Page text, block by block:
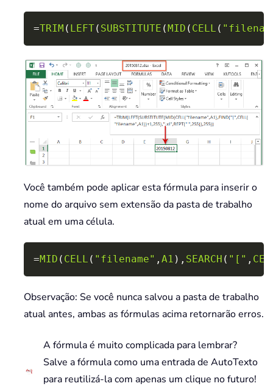
=TRIM ( LEFT( SUBSTITUTE (MID ( CELL (Copy
Você também pode aplicar esta fórmula para inserir o
nome do arquivo sem extensão da pasta de trabalho
atual em uma célula.
=MID ( CELL ( "filename" , A1 ) , SEARCH ( "[" ,
Copy
Observação: Se você nunca salvou a pasta de trabalho
atual antes, ambas as fórmulas acima retornarão erros.
A fórmula é muito complicada para lembrar?
Salve a fórmula como uma entrada de AutoTexto
para reutilizá-la com apenas um clique no futuro!